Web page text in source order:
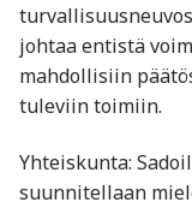
johtaa entistä
mahdollisiin
tuleviin toimiin.
Yhteiskunta:
suunnitellaan